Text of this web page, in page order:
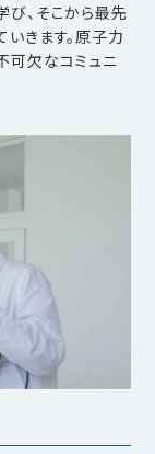
、そこから最先
きます。原子力
可欠なコミュニ